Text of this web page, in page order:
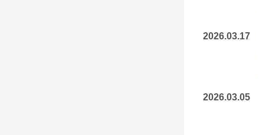
2026.03.17
2026.03.05